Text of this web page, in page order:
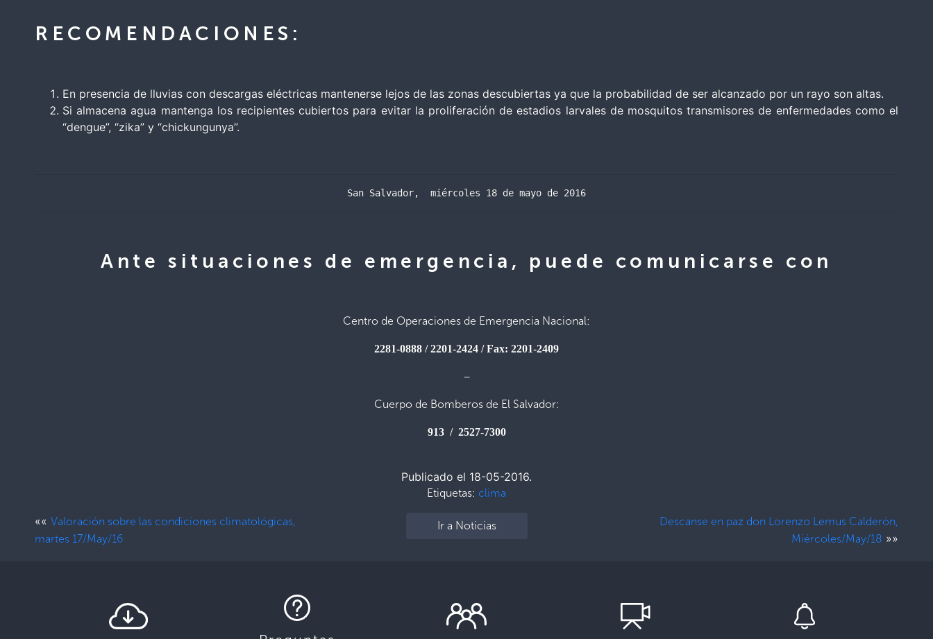
RECOMENDACIONES:
En presencia de lluvias con descargas eléctricas mantenerse lejos de las zonas descubiertas ya que la probabilidad de ser alcanzado por un rayo son altas.
Si almacena agua mantenga los recipientes cubiertos para evitar la proliferación de estadios larvales de mosquitos transmisores de enfermedades como el
“dengue”, “zika” y “chickungunya”.
San Salvador,  miércoles 18 de mayo de 2016
Ante situaciones de emergencia, puede comunicarse con
Centro de Operaciones de Emergencia Nacional:
2281-0888 / 2201-2424 / Fax: 2201-2409
–
Cuerpo de Bomberos de El Salvador:
913 / 2527-7300
Publicado el 18-05-2016.
Etiquetas: clima
«« Valoración sobre las condiciones climatológicas,
martes 17/May/16
Ir a Noticias
Descanse en paz don Lorenzo Lemus Calderón,
Miércoles/May/18 »»